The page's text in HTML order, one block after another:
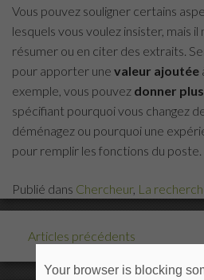
Vous pouvez souligner certains
lesquels vous voulez insister, mais
résumer ou en citer des extraits.
pour apporter une valeur ajoutée
exemple, vous pouvez donner
spécifiant pourquoi vous changez
déménagez ou pourquoi une
pour remplir les fonctions du poste.
Publié dans Chercheur, La
Posts
navigation
Articles précédents
Your browser is blocking